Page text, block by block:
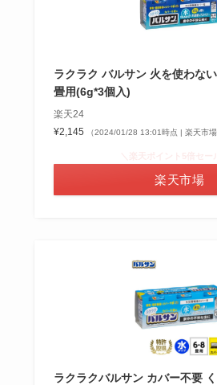
ラクラク バルサン 火を使わな
畳用(6g*3個入)
楽天24
¥2,145
（2024/01/28 13:01時点 | 楽天市場
楽天市場
ラクラクバルサン カバー不要